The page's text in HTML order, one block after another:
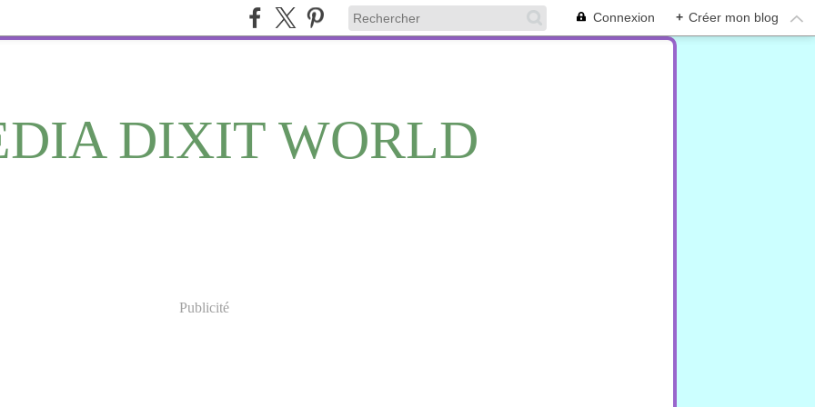
Connexion + Créer mon blog
DIXIT WORLD
Publicité